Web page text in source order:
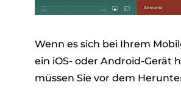
Wenn es sich bei Ihrem
ein iOS- oder Android-Gerät
müssen Sie vor dem